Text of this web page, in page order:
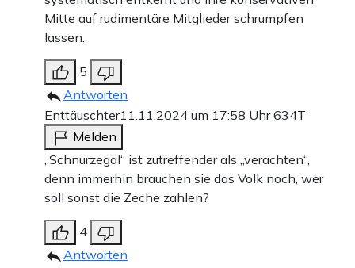
Mitte auf rudimentäre Mitglieder schrumpfen
lassen.
5
Antworten
Enttäuschter11.11.2024 um 17:58 Uhr634T
Melden
„Schnurzegal“ ist zutreffender als „verachten“,
denn immerhin brauchen sie das Volk noch, wer
soll sonst die Zeche zahlen?
4
Antworten